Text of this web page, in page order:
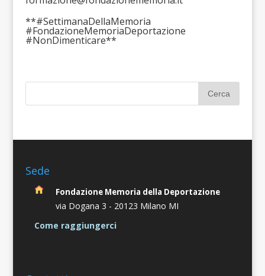
**#SettimanaDellaMemoria
#FondazioneMemoriaDeportazione
#NonDimenticare**
Sede
Fondazione Memoria della Deportazione
via Dogana 3 - 20123 Milano MI
Come raggiungerci